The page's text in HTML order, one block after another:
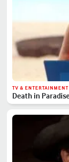
TV & ENTERTAINMENT
Death in